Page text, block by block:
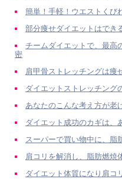
簡単！手軽！ウエストくび
部分痩せダイエットはでき
チームダイエットで、最高
密
肩甲骨ストレッチングは痩
ダイエットストレッチング
あなたのこんな考え方が老
ダイエット成功のカギは、
スーパーで買い物中に、脂
肩コリを解消し、脂肪燃焼
ダイエット体質になり肩コ